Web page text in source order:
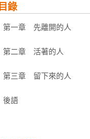
接著露出燦爛的笑臉，搖
他活下來，然後依照著自
但他從不準時出席會議，
常常在半夜打電話給月
「我們一直認為世界不夠
目錄
第一章　先離開的人
第二章　活著的人
第三章　留下來的人
後語